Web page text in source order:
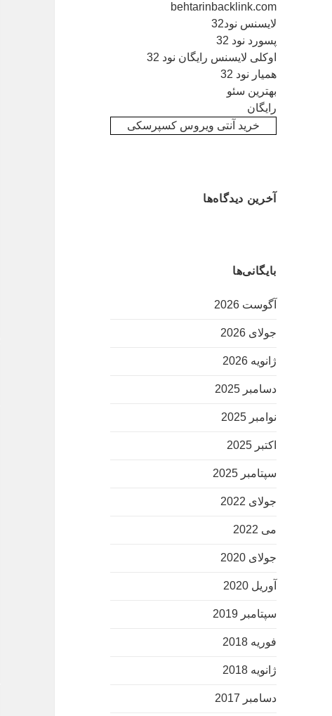
behtarinbacklink.com
لایسنس نود32
پسورد نود 32
اوکلی لایسنس رایگان نود 32
همیار نود 32
بهترین سئو
رایگان
خرید آنتی ویروس کسپرسکی
آخرین دیدگاه‌ها
بایگانی‌ها
آگوست 2026
جولای 2026
ژانویه 2026
دسامبر 2025
نوامبر 2025
اکتبر 2025
سپتامبر 2025
جولای 2022
می 2022
جولای 2020
آوریل 2020
سپتامبر 2019
فوریه 2018
ژانویه 2018
دسامبر 2017